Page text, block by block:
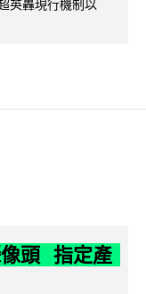
英轟現行機制以
像頭 指定產